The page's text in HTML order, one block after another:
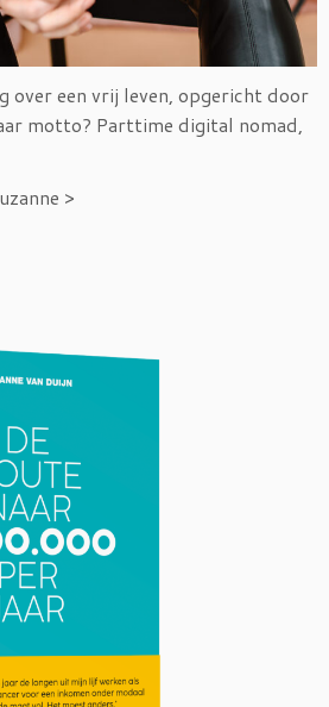
over een vrij leven, opgericht door
motto? Parttime digital nomad,
>